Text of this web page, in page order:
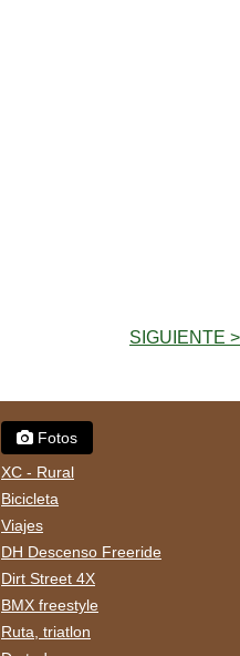
SIGUIENTE >
Fotos
XC - Rural
Bicicleta
Viajes
DH Descenso Freeride
Dirt Street 4X
BMX freestyle
Ruta, triatlon